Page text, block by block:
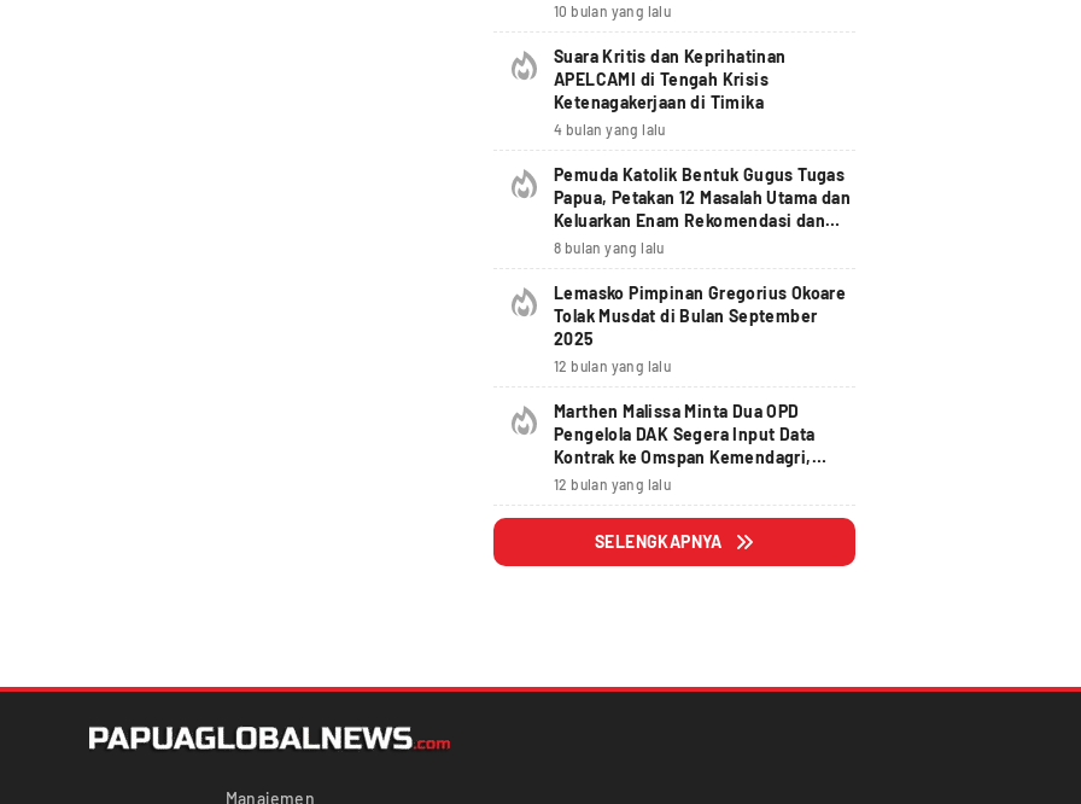
10 bulan yang lalu
Suara Kritis dan Keprihatinan
APELCAMI di Tengah Krisis
Ketenagakerjaan di Timika
4 bulan yang lalu
Pemuda Katolik Bentuk Gugus Tugas
Papua, Petakan 12 Masalah Utama dan
Keluarkan Enam Rekomendasi dan
Seruan Moral Nasional
8 bulan yang lalu
Lemasko Pimpinan Gregorius Okoare
Tolak Musdat di Bulan September
2025
12 bulan yang lalu
Marthen Malissa Minta Dua OPD
Pengelola DAK Segera Input Data
Kontrak ke Omspan Kemendagri,
Lewat Tanggal 29 Agustus 2025
Hangus
12 bulan yang lalu
SELENGKAPNYA
Manajemen